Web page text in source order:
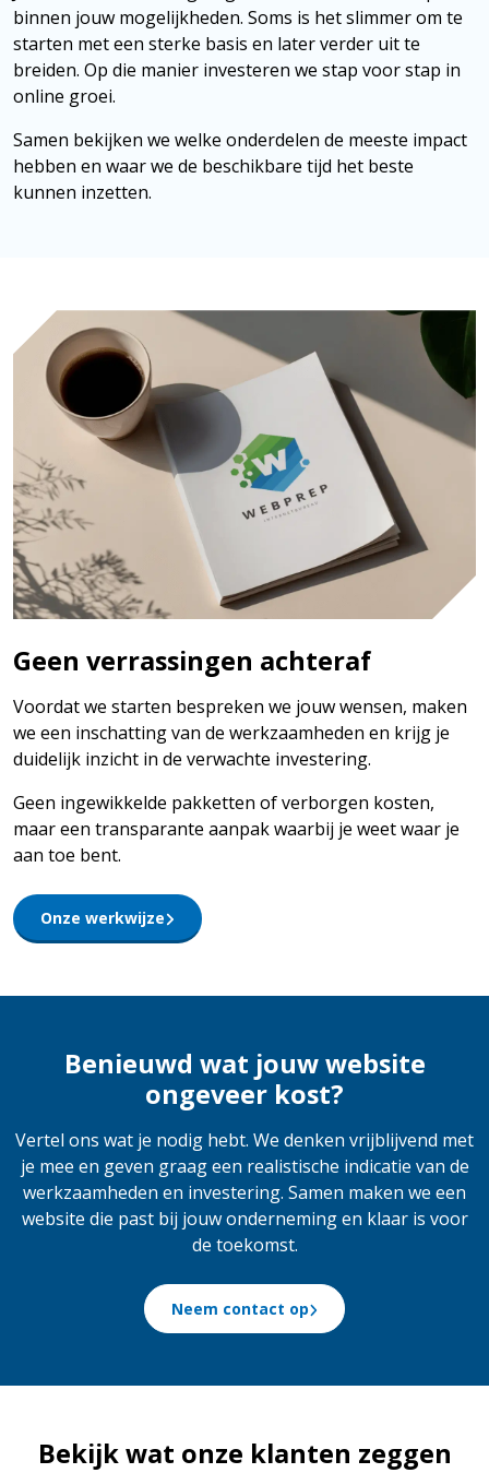
binnen jouw mogelijkheden. Soms is het slimmer om te
starten met een sterke basis en later verder uit te
breiden. Op die manier investeren we stap voor stap in
online groei.
Samen bekijken we welke onderdelen de meeste impact
hebben en waar we de beschikbare tijd het beste
kunnen inzetten.
Geen verrassingen achteraf
Voordat we starten bespreken we jouw wensen, maken
we een inschatting van de werkzaamheden en krijg je
duidelijk inzicht in de verwachte investering.
Geen ingewikkelde pakketten of verborgen kosten,
maar een transparante aanpak waarbij je weet waar je
aan toe bent.
Onze werkwijze
Benieuwd wat jouw website
ongeveer kost?
Vertel ons wat je nodig hebt. We denken vrijblijvend met
je mee en geven graag een realistische indicatie van de
werkzaamheden en investering. Samen maken we een
website die past bij jouw onderneming en klaar is voor
de toekomst.
Neem contact op
Bekijk wat onze klanten zeggen